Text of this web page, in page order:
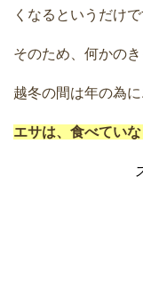
くなるというだけで
そのため、何かの
越冬の間は年の為
エサは、食べてい